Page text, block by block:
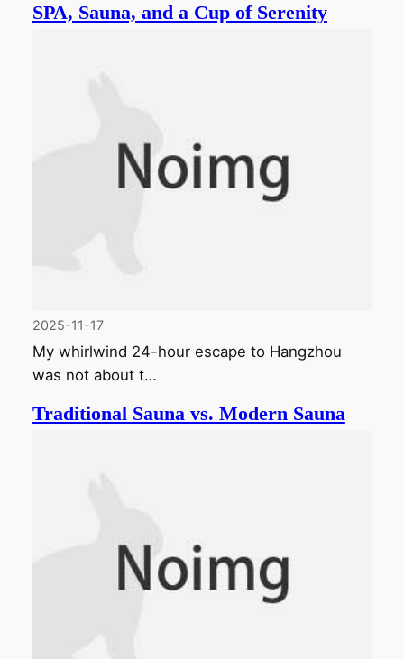
SPA, Sauna, and a Cup of Serenity
2025-11-17
My whirlwind 24-hour escape to Hangzhou
was not about t…
Traditional Sauna vs. Modern Sauna